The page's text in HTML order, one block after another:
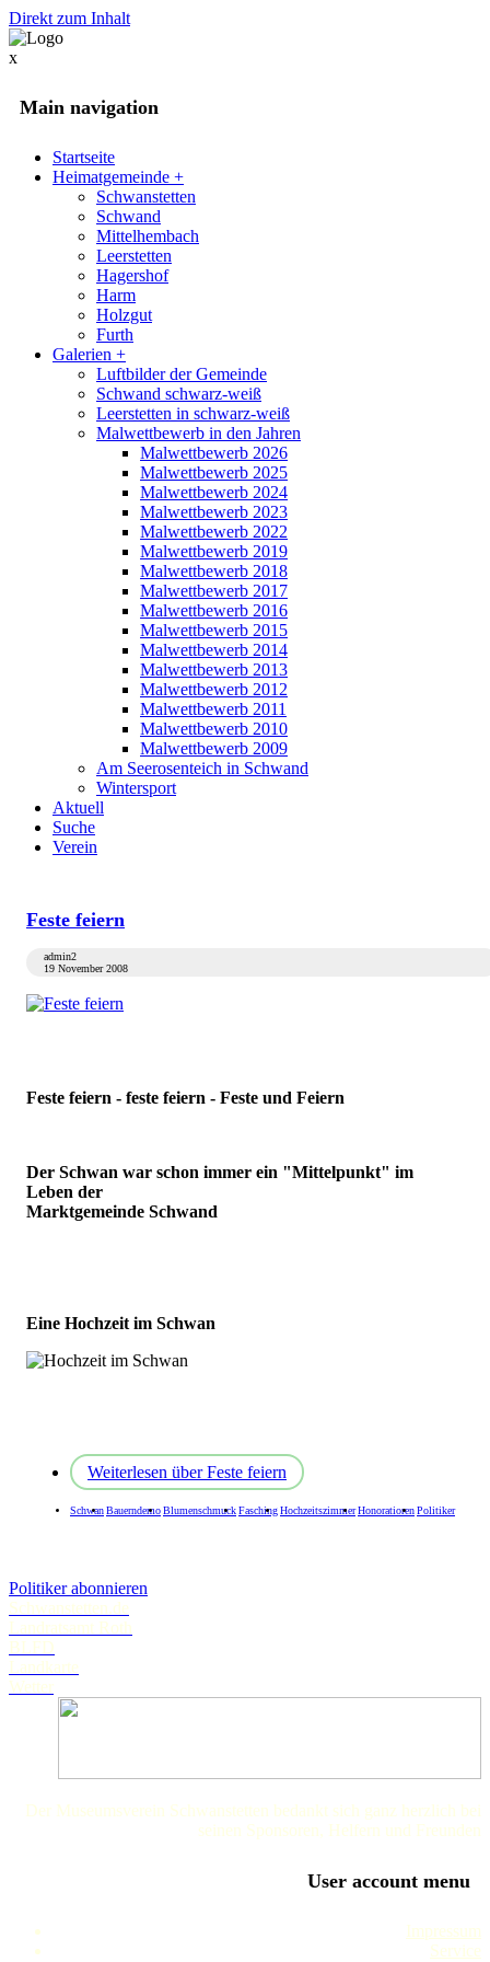
Direkt zum Inhalt
x
Main navigation
Startseite
Heimatgemeinde +
Schwanstetten
Schwand
Mittelhembach
Leerstetten
Hagershof
Harm
Holzgut
Furth
Galerien +
Luftbilder der Gemeinde
Schwand schwarz-weiß
Leerstetten in schwarz-weiß
Malwettbewerb in den Jahren
Malwettbewerb 2026
Malwettbewerb 2025
Malwettbewerb 2024
Malwettbewerb 2023
Malwettbewerb 2022
Malwettbewerb 2019
Malwettbewerb 2018
Malwettbewerb 2017
Malwettbewerb 2016
Malwettbewerb 2015
Malwettbewerb 2014
Malwettbewerb 2013
Malwettbewerb 2012
Malwettbewerb 2011
Malwettbewerb 2010
Malwettbewerb 2009
Am Seerosenteich in Schwand
Wintersport
Aktuell
Suche
Verein
Feste feiern
admin2
19 November 2008
Feste feiern - feste feiern - Feste und Feiern
Der Schwan war schon immer ein "Mittelpunkt" im
Leben der
Marktgemeinde Schwand
Eine Hochzeit im Schwan
Weiterlesen über Feste feiern
SchwanBauerndemoBlumenschmuckFaschingHochzeitszimmerHonoratiorenPolitiker
Politiker abonnieren
Schwanstetten.de
Landratsamt Roth
BLFD
Landkarte
Wetter
Der Museumsverein Schwanstetten bedankt sich ganz herzlich bei
seinen Sponsoren, Helfern und Freunden
User account menu
Impressum
Service